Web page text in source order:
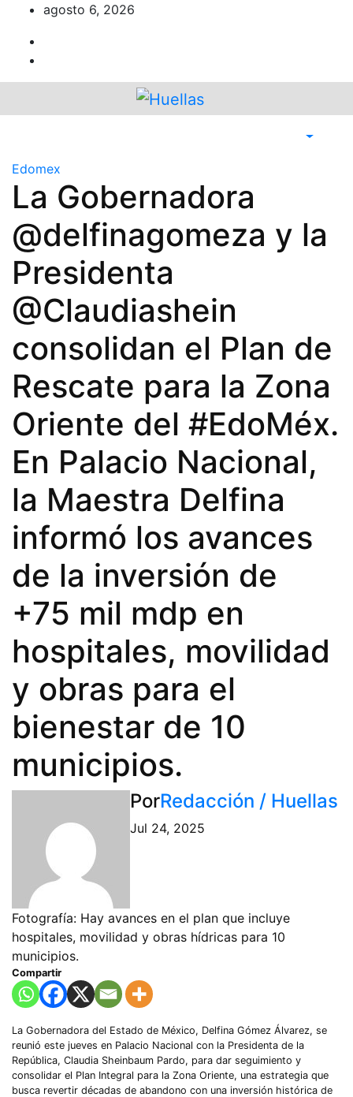
contenido
agosto 6, 2026
Edomex
La Gobernadora
@delfinagomeza y la
Presidenta
@Claudiashein
consolidan el Plan de
Rescate para la Zona
Oriente del #EdoMéx.
En Palacio Nacional,
la Maestra Delfina
informó los avances
de la inversión de
+75 mil mdp en
hospitales, movilidad
y obras para el
bienestar de 10
municipios.
PorRedacción / Huellas
Jul 24, 2025
Fotografía: Hay avances en el plan que incluye
hospitales, movilidad y obras hídricas para 10
municipios.
Compartir
La Gobernadora del Estado de México, Delfina Gómez Álvarez, se
reunió este jueves en Palacio Nacional con la Presidenta de la
República, Claudia Sheinbaum Pardo, para dar seguimiento y
consolidar el Plan Integral para la Zona Oriente, una estrategia que
busca revertir décadas de abandono con una inversión histórica de